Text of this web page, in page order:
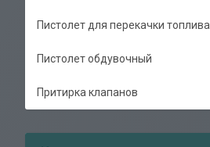
Пистолет для перекачки топлива
Пистолет обдувочный
Притирка клапанов